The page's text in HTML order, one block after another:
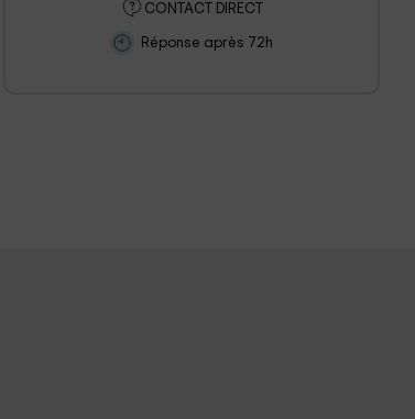
CONTACT DIRECT
Réponse après 72h